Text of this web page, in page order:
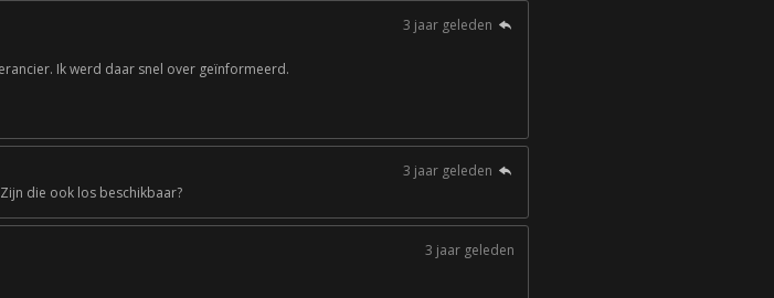
3 jaar geleden
Ik werd daar snel over geïnformeerd.
3 jaar geleden
die ook los beschikbaar?
3 jaar geleden